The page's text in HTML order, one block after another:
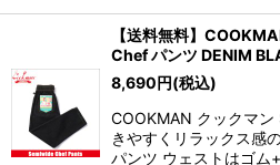
【送料無料】
Chef パンツ DENIM
8,690円(税込)
COOKMAN クックマ
きやすくリラックス感
パンツ ウェストはゴム